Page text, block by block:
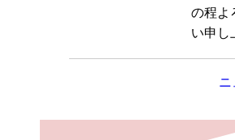
の程よ
い申し
ニ